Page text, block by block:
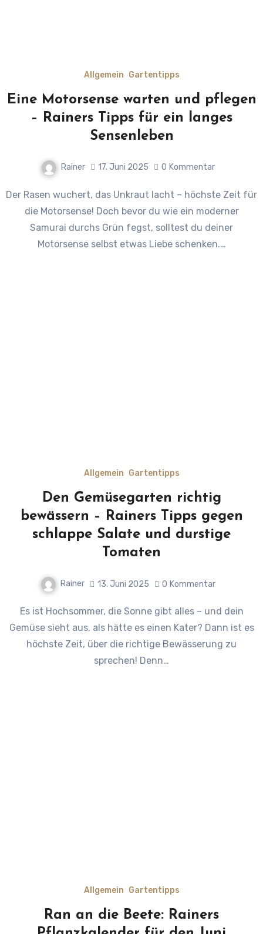
Allgemein Gartentipps
Eine Motorsense warten und pflegen
– Rainers Tipps für ein langes
Sensenleben
Rainer 17. Juni 2025 0 Kommentar
Der Rasen wuchert, das Unkraut lacht – höchste Zeit für
die Motorsense! Doch bevor du wie ein moderner
Samurai durchs Grün fegst, solltest du deiner
Motorsense selbst etwas Liebe schenken.…
Allgemein Gartentipps
Den Gemüsegarten richtig
bewässern – Rainers Tipps gegen
schlappe Salate und durstige
Tomaten
Rainer 13. Juni 2025 0 Kommentar
Es ist Hochsommer, die Sonne gibt alles – und dein
Gemüse sieht aus, als hätte es einen Kater? Dann ist es
höchste Zeit, über die richtige Bewässerung zu
sprechen! Denn…
Allgemein Gartentipps
Ran an die Beete: Rainers